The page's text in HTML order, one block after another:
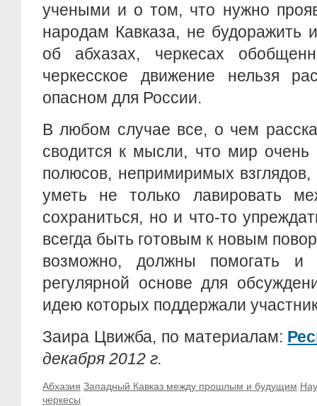
учеными и о том, что нужно
народам Кавказа, не будоражить
об абхазах, черкесах
черкесское движение нельзя
опасном для России.
В любом случае все, о чем
сводится к мысли, что мир
полюсов, непримиримых
уметь не только лавировать
сохраниться, но и что-то
всегда быть готовым к новым
возможно, должны помогать и
регулярной основе для
идею которых поддержали
Заира Цвижба, по материалам:
декабря 2012 г.
Абхазия Западный Кавказ между прошлым и будущим
черкесы